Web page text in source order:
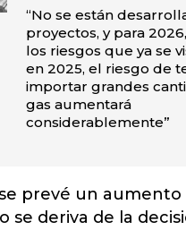
“No se están
proyectos, y para
los riesgos que ya se
en 2025, el riesgo de
importar grandes
gas aumentará
considerablemente”
prevé un
se deriva de la